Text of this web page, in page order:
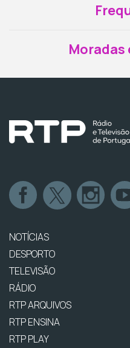
Moradas
NOTÍCIAS
DESPORTO
TELEVISÃO
RÁDIO
RTP ARQUIVOS
RTP ENSINA
RTP PLAY